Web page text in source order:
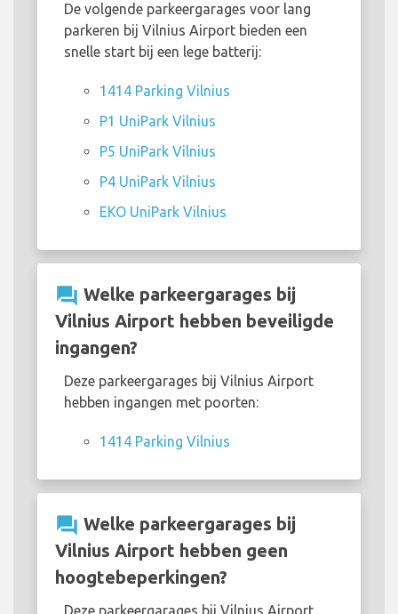
De volgende parkeergarages voor lang
parkeren bij Vilnius Airport bieden een
snelle start bij een lege batterij:
1414 Parking Vilnius
P1 UniPark Vilnius
P5 UniPark Vilnius
P4 UniPark Vilnius
EKO UniPark Vilnius
question_answer Welke parkeergarages bij
Vilnius Airport hebben beveiligde
ingangen?
Deze parkeergarages bij Vilnius Airport
hebben ingangen met poorten:
1414 Parking Vilnius
question_answer Welke parkeergarages bij
Vilnius Airport hebben geen
hoogtebeperkingen?
Deze parkeergarages bij Vilnius Airport